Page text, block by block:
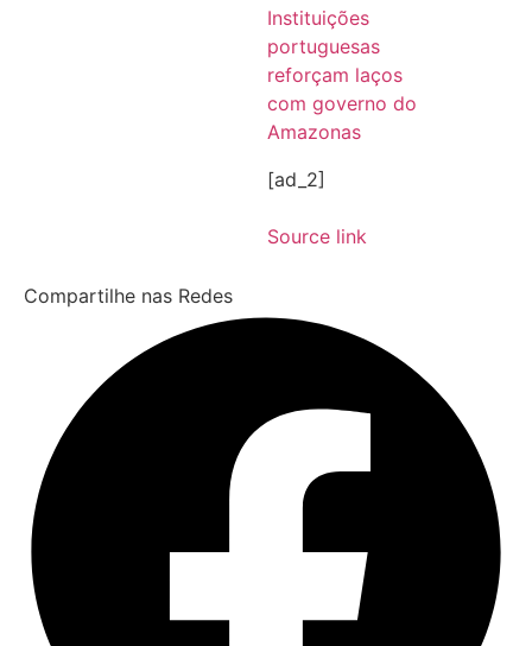
Instituições
portuguesas
reforçam laços
com governo do
Amazonas
[ad_2]
Source link
Compartilhe nas Redes